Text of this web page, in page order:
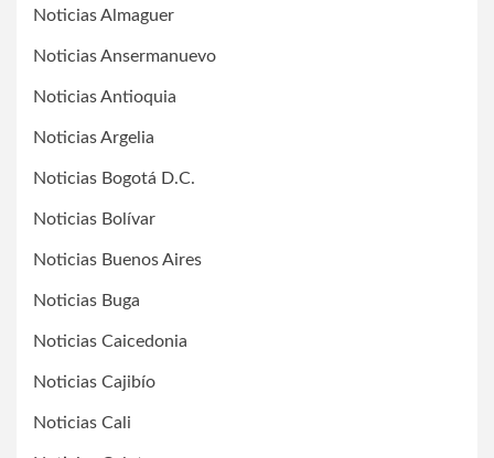
Noticias Almaguer
Noticias Ansermanuevo
Noticias Antioquia
Noticias Argelia
Noticias Bogotá D.C.
Noticias Bolívar
Noticias Buenos Aires
Noticias Buga
Noticias Caicedonia
Noticias Cajibío
Noticias Cali